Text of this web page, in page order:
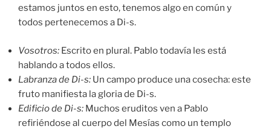
estamos juntos en esto, tenemos algo en común y
todos pertenecemos a Di-s.
Vosotros: Escrito en plural. Pablo todavía les está
hablando a todos ellos.
Labranza de Di-s: Un campo produce una cosecha: este
fruto manifiesta la gloria de Di-s.
Edificio de Di-s: Muchos eruditos ven a Pablo
refiriéndose al cuerpo del Mesías como un templo